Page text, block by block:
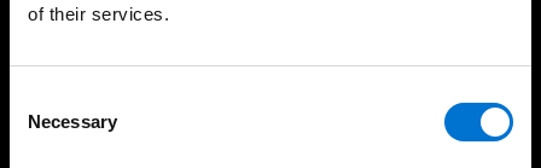
of their services.
Selection
Necessary
Cuidamos de nuestros clientes